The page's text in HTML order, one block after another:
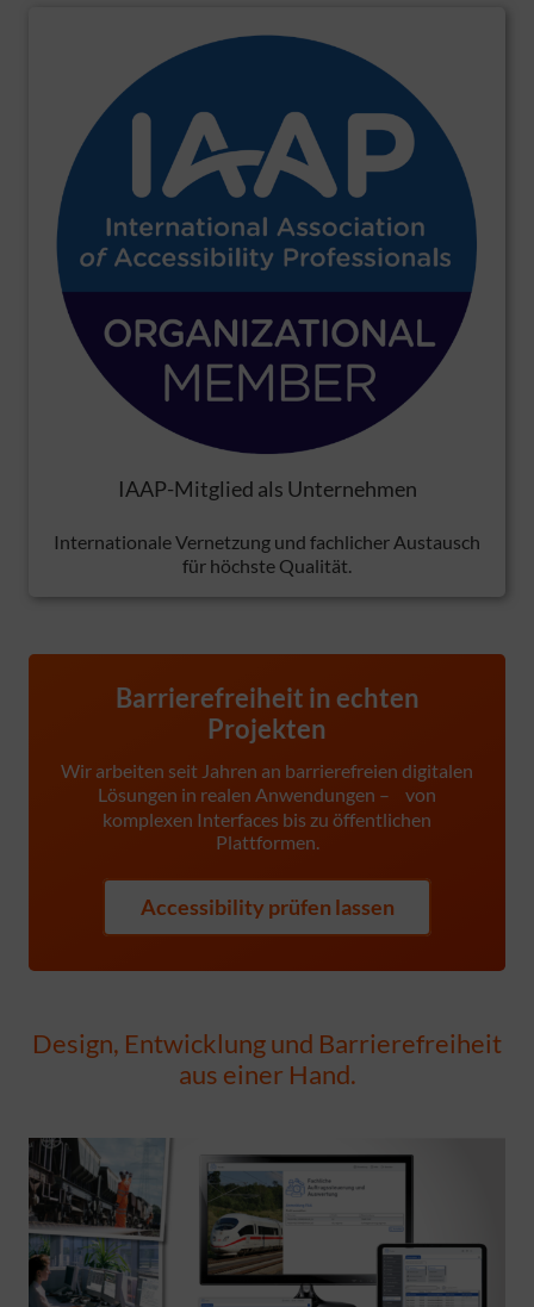
IAAP-Mitglied als Unternehmen
Internationale Vernetzung und fachlicher Austausch
für höchste Qualität.
Barrierefreiheit in echten
Projekten
Wir arbeiten seit Jahren an barrierefreien digitalen
Lösungen in realen Anwendungen – von
komplexen Interfaces bis zu öffentlichen
Plattformen.
Accessibility prüfen lassen
Design, Entwicklung und Barrierefreiheit
aus einer Hand.